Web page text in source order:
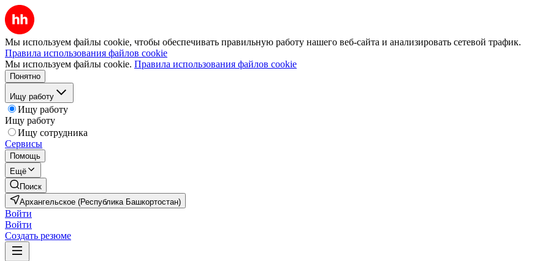
Мы используем файлы cookie, чтобы обеспечивать правильную работу нашего веб-сайта и анализировать сетевой трафик.
Правила использования файлов cookie
Мы используем файлы cookie. Правила использования файлов cookie
Понятно
Ищу работу
Ищу работу
Ищу работу
Ищу сотрудника
Сервисы
Помощь
Ещё
Поиск
Архангельское (Республика Башкортостан)
Войти
Войти
Создать резюме